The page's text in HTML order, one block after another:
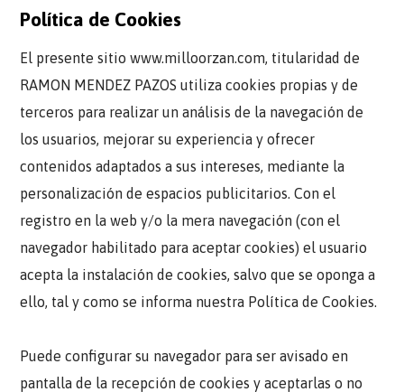
Política de Cookies
El presente sitio www.milloorzan.com, titularidad de
RAMON MENDEZ PAZOS utiliza cookies propias y de
terceros para realizar un análisis de la navegación de
los usuarios, mejorar su experiencia y ofrecer
contenidos adaptados a sus intereses, mediante la
personalización de espacios publicitarios. Con el
registro en la web y/o la mera navegación (con el
navegador habilitado para aceptar cookies) el usuario
acepta la instalación de cookies, salvo que se oponga a
ello, tal y como se informa nuestra Política de Cookies.
Puede configurar su navegador para ser avisado en
pantalla de la recepción de cookies y aceptarlas o no